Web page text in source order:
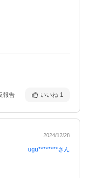
報告 いいね 1
2024/12/28
ugu********さん